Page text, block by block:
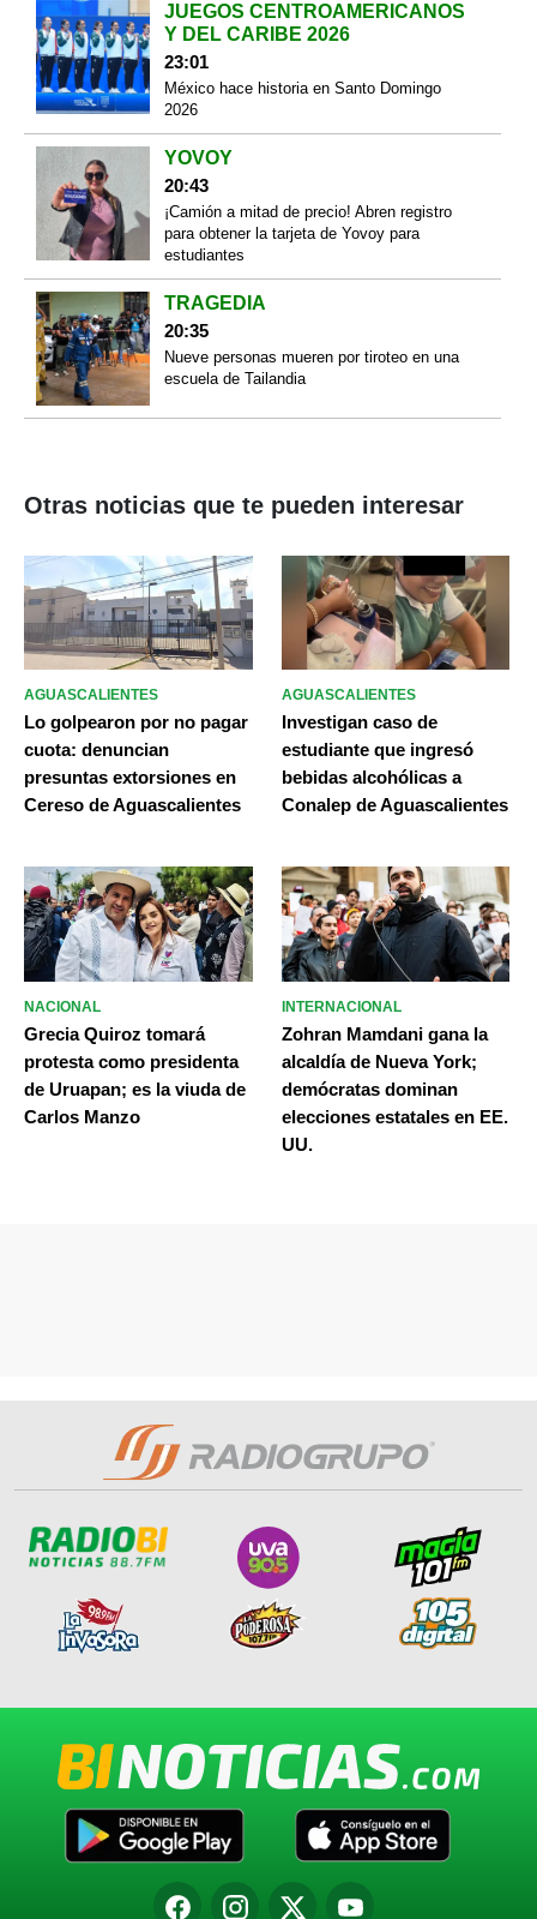
JUEGOS CENTROAMERICANOS
Y DEL CARIBE 2026
23:01
México hace historia en Santo Domingo
2026
YOVOY
20:43
¡Camión a mitad de precio! Abren registro
para obtener la tarjeta de Yovoy para
estudiantes
TRAGEDIA
20:35
Nueve personas mueren por tiroteo en una
escuela de Tailandia
Otras noticias que te pueden interesar
AGUASCALIENTES
Lo golpearon por no pagar
cuota: denuncian
presuntas extorsiones en
Cereso de Aguascalientes
AGUASCALIENTES
Investigan caso de
estudiante que ingresó
bebidas alcohólicas a
Conalep de Aguascalientes
NACIONAL
Grecia Quiroz tomará
protesta como presidenta
de Uruapan; es la viuda de
Carlos Manzo
INTERNACIONAL
Zohran Mamdani gana la
alcaldía de Nueva York;
demócratas dominan
elecciones estatales en EE.
UU.